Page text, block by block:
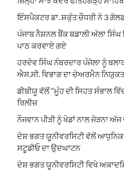
ਇੰਸਪੈਕਟਰ ਡਾ. ਸ਼ਕੁੰਤ ਚੌਧਰੀ ਨੇ 3
ਪੰਜਾਬ ਨੈਸ਼ਨਲ ਬੈਂਕ ਬਡਾਲੀ ਅੱਲਾ ਸਿੰਘ
ਪਾਠ ਕਰਵਾਏ ਗਏ
ਹਰਦੇਵ ਸਿੰਘ ਨੰਬਰਦਾਰ ਪੰਜੋਲਾ ਨੂੰ
ਐਸ.ਸੀ. ਵਿਭਾਗ ਦਾ ਚੇਅਰਮੈਨ ਨਿਯੁਕਤ
ਡੀਬੀਯੂ ਵੱਲੋਂ “ਮੂੰਹ ਦੀ ਸਿਹਤ ਸੰਭਾਲ
ਰਿਲੀਜ਼
ਨੌਜਵਾਨ ਪੀੜੀ ਨੂੰ ਖੇਡਾਂ ਨਾਲ ਜੋੜਨਾ
ਦੇਸ਼ ਭਗਤ ਯੂਨੀਵਰਸਿਟੀ ਵੱਲੋਂ
ਸਟੂਡੀਓ ਦਾ ਉਦਘਾਟਨ
ਦੇਸ਼ ਭਗਤ ਯੂਨੀਵਰਸਿਟੀ ਵਿਖੇ